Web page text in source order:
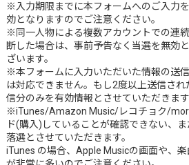
※入力期限までに本フォームへのご入力
効となりますのでご注意ください。
※同一人物による複数アカウントでの連
断した場合は、事前予告なく当選を無効
ざいます。
※本フォームに入力いただいた情報の送
は対応できません。もし2度以上送信さ
信分のみを有効情報とさせていただきます
※iTunes/Amazon Music/レコチョク/
ド(購入)していることが確認できない、
落選とさせていただきます。
iTunes の場合、Apple Musicの画面や、